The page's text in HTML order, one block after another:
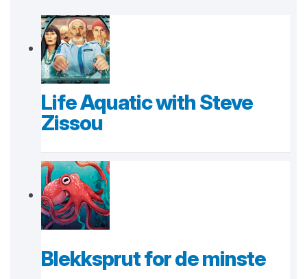
Life Aquatic with Steve
Zissou
Blekksprut for de minste